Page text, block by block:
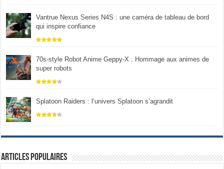
Vantrue Nexus Series N4S : une caméra de tableau de bord
qui inspire confiance
70s-style Robot Anime Geppy-X : Hommage aux animes de
super robots
Splatoon Raiders : l’univers Splatoon s’agrandit
Articles populaires